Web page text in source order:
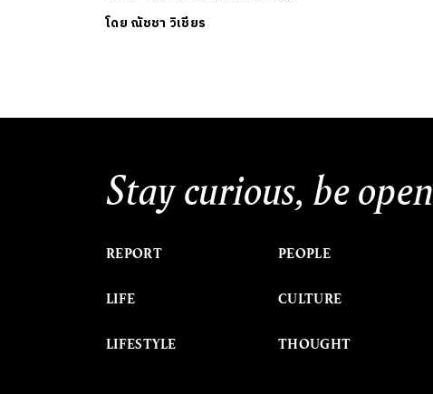
โดย ณัชชา วิเชียร
Stay curious, be open
REPORT
LIFE
LIFESTYLE
PEOPLE
CULTURE
THOUGHT